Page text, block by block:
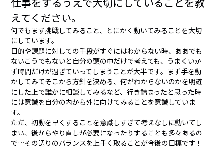
えてください。
何でもまず挑戦してみること、とにかく動いてみることを大切
にしています。
目的や課題に対しての手段がすぐにはわからない時、ああでも
ないこうでもないと自分の頭の中だけで考えても、うまくいか
ず時間だけが過ぎていってしまうことが大半です。まず手を動
かしてみてそこから方針を決める、何がわからないのかを明確
にした上で誰かに相談してみるなど、行き詰まったと思った時
には意識を自分の内から外に向けてみることを意識していま
す。
ただ、初動を早くすることを意識しすぎて考えなしに動いてし
まい、後からやり直しが必要になったりすることも多々あるの
で…その辺りのバランスを上手く取ることが今後の目標です！